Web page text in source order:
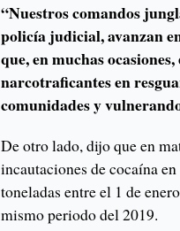
“Nuestros comandos
policía judicial, avanzan
que, en muchas
narcotraficantes en
comunidades y
De otro lado, dijo que en
incautaciones de cocaína
toneladas entre el 1 de
mismo periodo del 2019.